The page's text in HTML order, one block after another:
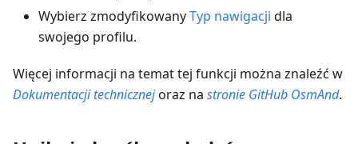
Wybierz zmodyfikowanyTyp nawigacji dla
swojego profilu.
Więcej informacji na temat tej funkcji można znaleźć w
Dokumentacji technicznejoraz na stronie GitHub OsmAnd.